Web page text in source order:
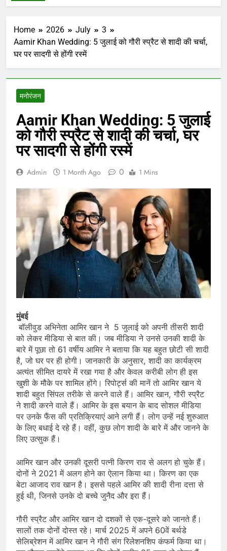
Home 2026 July
3
Aamir Khan Wedding: 5 जुलाई को गौरी स्प्रैट से शादी की चर्चा,
घर पर सादगी से होंगी रस्में
मनोरंजन
Aamir Khan Wedding: 5 जुलाई
को गौरी स्प्रैट से शादी की चर्चा, घर
पर सादगी से होंगी रस्में
Admin 1 Month Ago 0 1 Mins
मुंबई
बॉलीवुड अभिनेता आमिर खान ने 5 जुलाई को अपनी तीसरी शादी
को लेकर मीडिया से बात की। जब मीडिया ने उनसे उनकी शादी के
बारे में पूछा तो 61 वर्षीय आमिर ने बताया कि यह बहुत छोटी सी शादी
है, जो घर पर ही होगी। जानकारी के अनुसार, शादी का कार्यक्रम
अत्यंत सीमित दायरे में रखा गया है और केवल करीबी लोग ही इस
खुशी के मौके पर शामिल होंगे। रिपोर्ट्स की मानें तो आमिर खान ये
शादी बहुत सिंपल तरीके से करने वाले हैं। आमिर खान, गौरी स्प्रैट
ने शादी करने वाले हैं। आमिर के इस बयान के बाद सोशल मीडिया
पर उनके फैंस की प्रतिक्रियाएं आने लगी हैं। लोग उन्हें नई शुरुआत
के लिए बधाई दे रहे हैं। वहीं, कुछ लोग शादी के बारे में और जानने के
लिए उत्सुक हैं।
आमिर खान और उनकी दूसरी पत्नी किरण राव से अलग हो चुके हैं।
दोनों ने 2021 में अलग होने का ऐलान किया था। किरण का एक
बेटा आजाद राव खान है। इससे पहले आमिर की शादी रीना दत्ता से
हुई थी, जिनसे उनके दो बच्चे जुनैद और इरा हैं।
गौरी स्प्रैट और आमिर खान दो दशकों से एक-दूसरे को जानते हैं।
सालों तक दोनों दोस्त रहे। मार्च 2025 में अपने 60वें बर्थडे
सेलिब्रेशन में आमिर खान ने गौरी संग रिलेशनशिप कंफर्म किया था।